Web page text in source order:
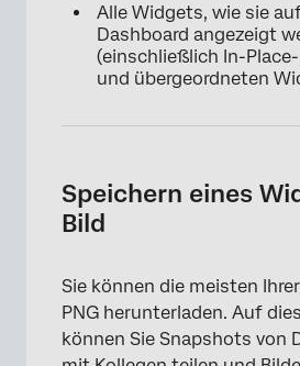
Alle Widgets, wie sie
Dashboard angezeigt
(einschließlich In-
und übergeordneten
Speichern eines
Bild
Sie können die meisten
PNG herunterladen. Auf
können Sie Snapshots von